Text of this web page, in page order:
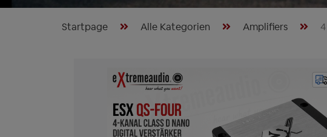
Startpage Alle Kategorien Amplifiers